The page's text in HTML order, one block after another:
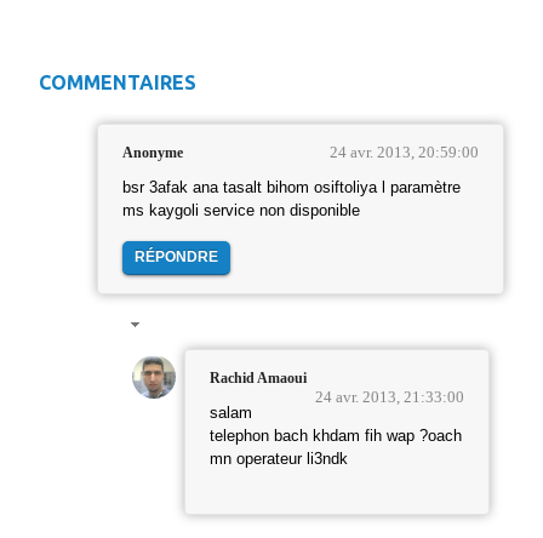
COMMENTAIRES
Anonyme 24 avr. 2013, 20:59:00
bsr 3afak ana tasalt bihom osiftoliya l paramètre
ms kaygoli service non disponible
RÉPONDRE
Rachid Amaoui
24 avr. 2013, 21:33:00
salam
telephon bach khdam fih wap ?oach
mn operateur li3ndk